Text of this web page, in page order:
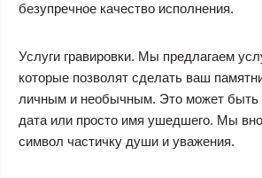
безупречное качество исполнения.
Услуги гравировки. Мы предлагаем
которые позволят сделать ваш
личным и необычным. Это может быть
дата или просто имя ушедшего. Мы
символ частичку души и уважения.